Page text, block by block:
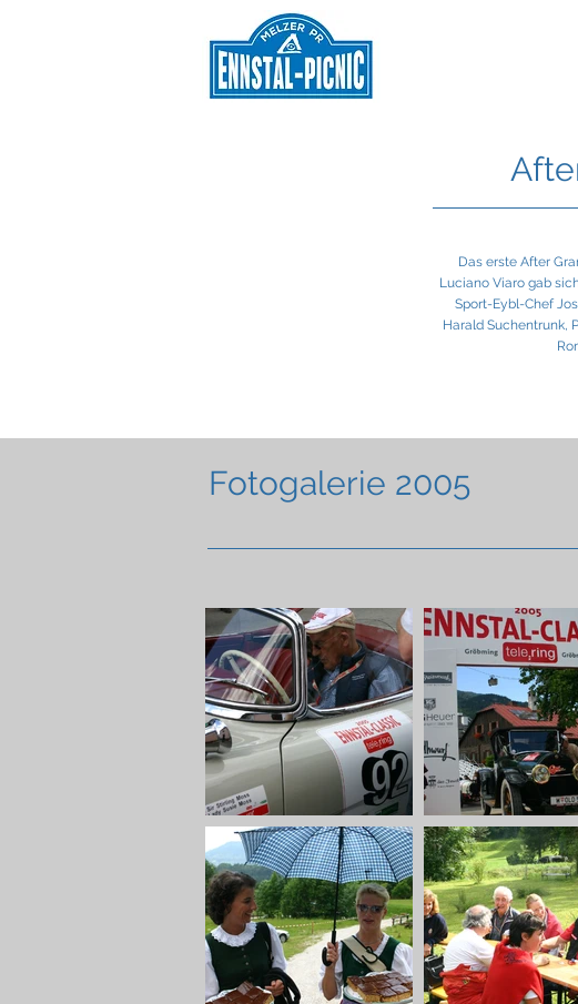
Das erste After
Luciano Viaro gab
Sport-Eybl-Chef
Harald Suchentrunk,
Fotogalerie 2005